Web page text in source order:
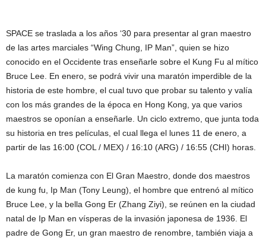
SPACE se traslada a los años ‘30 para presentar al gran maestro
de las artes marciales “Wing Chung, IP Man”, quien se hizo
conocido en el Occidente tras enseñarle sobre el Kung Fu al mítico
Bruce Lee. En enero, se podrá vivir una maratón imperdible de la
historia de este hombre, el cual tuvo que probar su talento y valía
con los más grandes de la época en Hong Kong, ya que varios
maestros se oponían a enseñarle. Un ciclo extremo, que junta toda
su historia en tres películas, el cual llega el lunes 11 de enero, a
partir de las 16:00 (COL / MEX) / 16:10 (ARG) / 16:55 (CHI) horas.
La maratón comienza con El Gran Maestro, donde dos maestros
de kung fu, Ip Man (Tony Leung), el hombre que entrenó al mítico
Bruce Lee, y la bella Gong Er (Zhang Ziyi), se reúnen en la ciudad
natal de Ip Man en vísperas de la invasión japonesa de 1936. El
padre de Gong Er, un gran maestro de renombre, también viaja a